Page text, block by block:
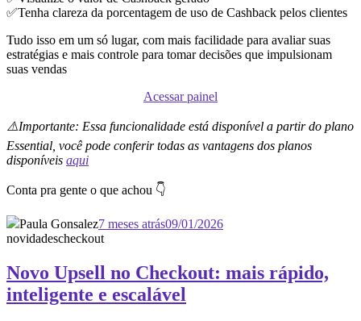
✅Tenha clareza da porcentagem de uso de Cashback pelos clientes
Tudo isso em um só lugar, com mais facilidade para avaliar suas
estratégias e mais controle para tomar decisões que impulsionam
suas vendas
Acessar painel
⚠️Importante: Essa funcionalidade está disponível a partir do plano
Essential, você pode conferir todas as vantagens dos planos
disponíveis aqui
Conta pra gente o que achou 👇
Paula Gonsalez7 meses atrás09/01/2026
novidadescheckout
Novo Upsell no Checkout: mais rápido,
inteligente e escalável